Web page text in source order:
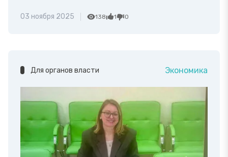
03 ноября 2025 138 1 0
Для органов власти Экономика